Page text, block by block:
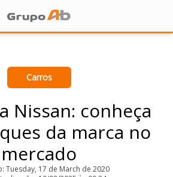
Carros
Nissan: conheça
da marca no
mercado
Tuesday, 17 de March de 2020